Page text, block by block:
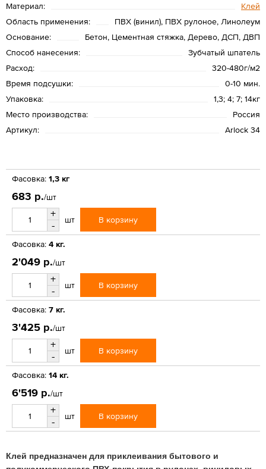
Материал:
Клей
Область применения:
ПВХ (винил), ПВХ рулоное, Линолеум
Основание:
Бетон, Цементная стяжка, Дерево, ДСП, ДВП
Способ нанесения:
Зубчатый шпатель
Расход:
320-480г/м2
Время подсушки:
0-10 мин.
Упаковка:
1,3; 4; 7; 14кг
Место производства:
Россия
Артикул:
Arlock 34
Фасовка: 1,3 кг
683 р./шт
+
-
шт В корзину
Фасовка: 4 кг.
2'049 р./шт
+
-
шт В корзину
Фасовка: 7 кг.
3'425 р./шт
+
-
шт В корзину
Фасовка: 14 кг.
6'519 р./шт
+
-
шт В корзину
Клей предназначен для приклеивания бытового и